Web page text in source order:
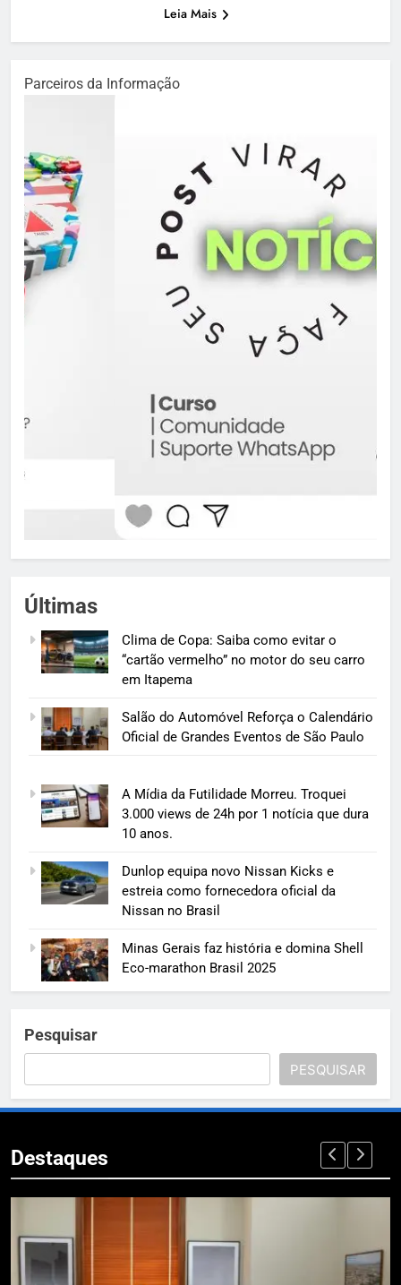
Leia Mais
Parceiros da Informação
Últimas
Clima de Copa: Saiba como evitar o
“cartão vermelho” no motor do seu carro
em Itapema
Salão do Automóvel Reforça o Calendário
Oficial de Grandes Eventos de São Paulo
A Mídia da Futilidade Morreu. Troquei
3.000 views de 24h por 1 notícia que dura
10 anos.
Dunlop equipa novo Nissan Kicks e
estreia como fornecedora oficial da
Nissan no Brasil
Minas Gerais faz história e domina Shell
Eco-marathon Brasil 2025
Pesquisar
PESQUISAR
Destaques